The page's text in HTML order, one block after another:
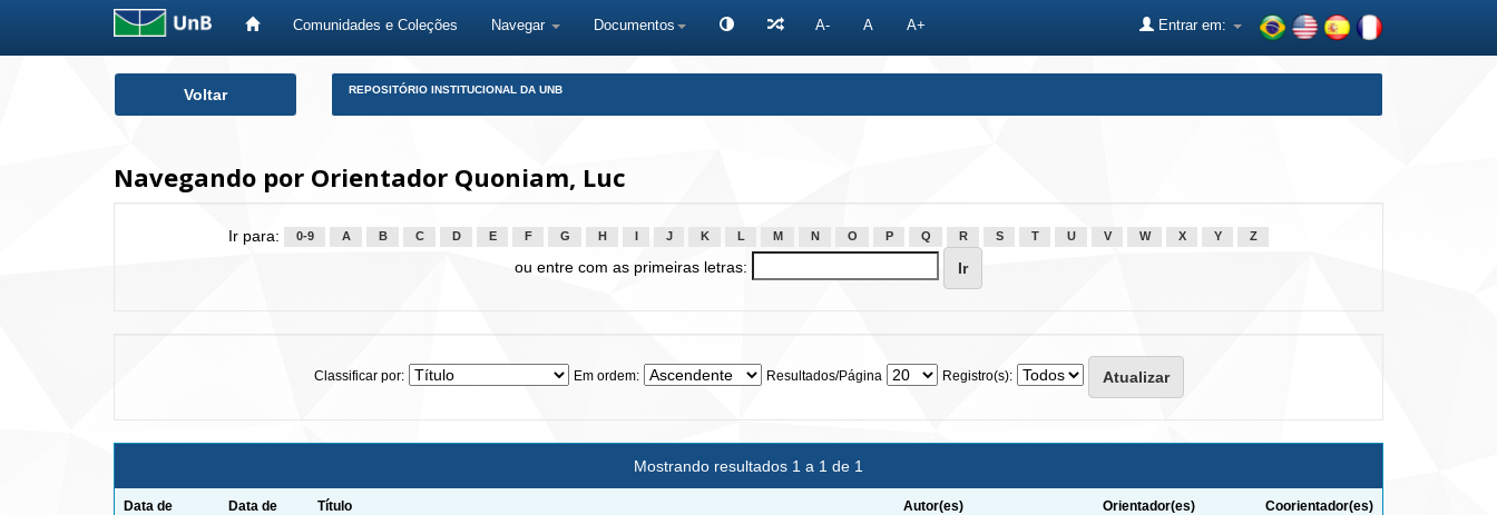
Comunidades e Coleções Navegar Documentos A- A A+ Entrar em:
Voltar REPOSITÓRIO INSTITUCIONAL DA UNB
Navegando por Orientador Quoniam, Luc
Ir para: 0-9 A B C D E F G H J K L M N O P Q R S T U V W X Y Z
ou entre com as primeiras letras:
Classificar por: Em ordem: Resultados/Página Registro(s):
Mostrando resultados 1 a 1 de 1
Data de
Data de
Título Autor(es) Orientador(es) Coorientador(es)